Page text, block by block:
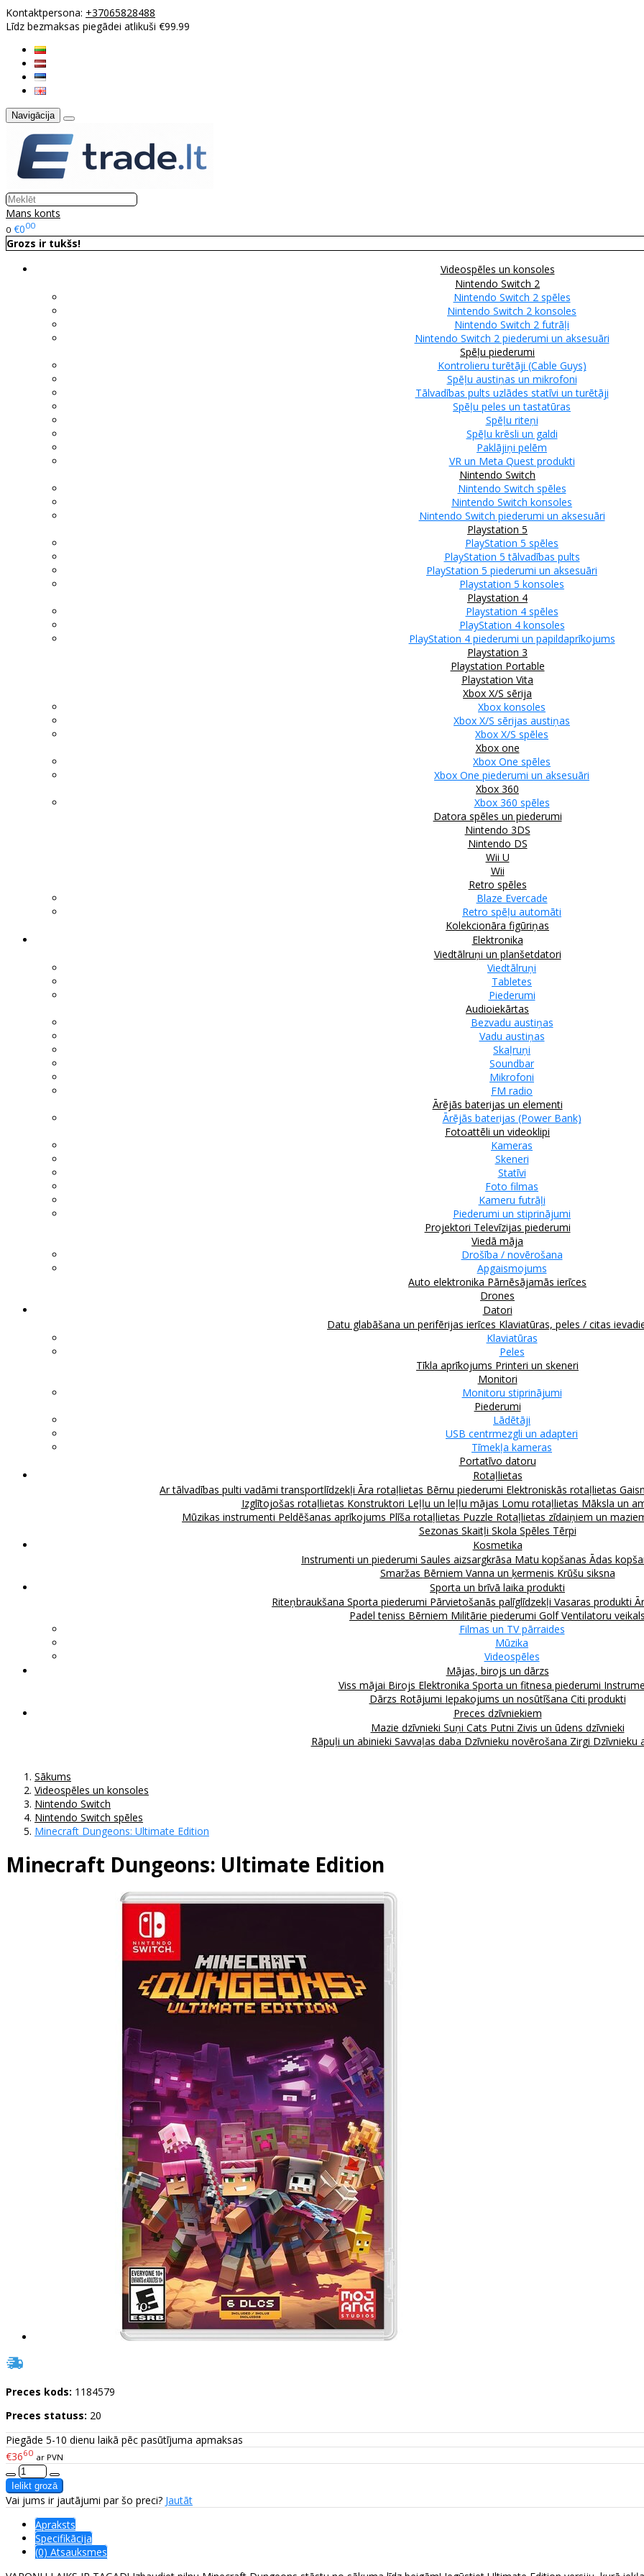
Kontaktpersona: +37065828488
Līdz bezmaksas piegādei atlikuši €99.99
Navigācija
Mans konts
0 €000
Grozs ir tukšs!
Videospēles un konsoles
Nintendo Switch 2
Nintendo Switch 2 spēles
Nintendo Switch 2 konsoles
Nintendo Switch 2 futrāļi
Nintendo Switch 2 piederumi un aksesuāri
Spēļu piederumi
Kontrolieru turētāji (Cable Guys)
Spēļu austiņas un mikrofoni
Tālvadības pults uzlādes statīvi un turētāji
Spēļu peles un tastatūras
Spēļu riteņi
Spēļu krēsli un galdi
Paklājiņi pelēm
VR un Meta Quest produkti
Nintendo Switch
Nintendo Switch spēles
Nintendo Switch konsoles
Nintendo Switch piederumi un aksesuāri
Playstation 5
PlayStation 5 spēles
PlayStation 5 tālvadības pults
PlayStation 5 piederumi un aksesuāri
Playstation 5 konsoles
Playstation 4
Playstation 4 spēles
PlayStation 4 konsoles
PlayStation 4 piederumi un papildaprīkojums
Playstation 3
Playstation Portable
Playstation Vita
Xbox X/S sērija
Xbox konsoles
Xbox X/S sērijas austiņas
Xbox X/S spēles
Xbox one
Xbox One spēles
Xbox One piederumi un aksesuāri
Xbox 360
Xbox 360 spēles
Datora spēles un piederumi
Nintendo 3DS
Nintendo DS
Wii U
Wii
Retro spēles
Blaze Evercade
Retro spēļu automāti
Kolekcionāra figūriņas
Elektronika
Viedtālruņi un planšetdatori
Viedtālruņi
Tabletes
Piederumi
Audioiekārtas
Bezvadu austiņas
Vadu austiņas
Skaļruņi
Soundbar
Mikrofoni
FM radio
Ārējās baterijas un elementi
Ārējās baterijas (Power Bank)
Fotoattēli un videoklipi
Kameras
Skeneri
Statīvi
Foto filmas
Kameru futrāļi
Piederumi un stiprinājumi
Projektori Televīzijas piederumi
Viedā māja
Drošība / novērošana
Apgaismojums
Auto elektronika Pārnēsājamās ierīces
Drones
Datori
Datu glabāšana un perifērijas ierīces Klaviatūras, peles / citas
Klaviatūras
Peles
Tīkla aprīkojums Printeri un skeneri
Monitori
Monitoru stiprinājumi
Piederumi
Lādētāji
USB centrmezgli un adapteri
Tīmekļa kameras
Portatīvo datoru
Rotaļlietas
Ar tālvadības pulti vadāmi transportlīdzekļi Āra rotaļlietas Bērnu piederumi Elektroniskās rotaļlietas
Izglītojošas rotaļlietas Konstruktori Leļļu un leļļu mājas Lomu rotaļlietas Māksla un
Mūzikas instrumenti Peldēšanas aprīkojums Plīša rotaļlietas Puzzle Rotaļlietas zīdaiņiem un
Sezonas Skaitļi Skola Spēles Tērpi
Kosmetika
Instrumenti un piederumi Saules aizsargkrāsa Matu kopšanas Ādas
Smaržas Bērniem Vanna un ķermenis Krūšu siksna
Sporta un brīvā laika produkti
Riteņbraukšana Sporta piederumi Pārvietošanās palīglīdzekļi Vasaras produkti
Padel teniss Bērniem Militārie piederumi GolfVentilatoru veikals
Filmas un TV pārraides
Mūzika
Videospēles
Mājas, birojs un dārzs
Viss mājai Birojs Elektronika Sporta un fitnesa piederumi
Dārzs Rotājumi Iepakojums un nosūtīšana Citi produkti
Preces dzīvniekiem
Mazie dzīvnieki Suņi Cats Putni Zivis un ūdens dzīvnieki
Rāpuļi un abinieki Savvaļas daba Dzīvnieku novērošana Zirgi Dzīvnieku
Sākums
Videospēles un konsoles
Nintendo Switch
Nintendo Switch spēles
Minecraft Dungeons: Ultimate Edition
Minecraft Dungeons: Ultimate Edition
Preces kods: 1184579
Preces statuss: 20
Piegāde 5-10 dienu laikā pēc pasūtījuma apmaksas
€3660 ar PVN
Vai jums ir jautājumi par šo preci? Jautāt
Apraksts
Specifikācija
(0) Atsauksmes